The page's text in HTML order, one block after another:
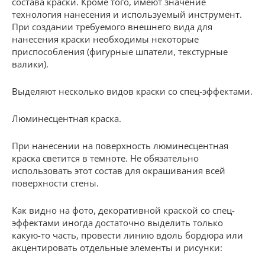
технология нанесения и используемый инструмент.
При создании требуемого внешнего вида для
нанесения краски необходимы некоторые
приспособления (фигурные шпатели, текстурные
валики).
Выделяют несколько видов краски со спец-эффектами.
Люминесцентная краска.
При нанесении на поверхность люминесцентная
краска светится в темноте. Не обязательно
использовать этот состав для окрашивания всей
поверхности стены.
Как видно на фото, декоративной краской со спец-
эффектами иногда достаточно выделить только
какую-то часть, провести линию вдоль бордюра или
акцентировать отдельные элементы и рисунки: